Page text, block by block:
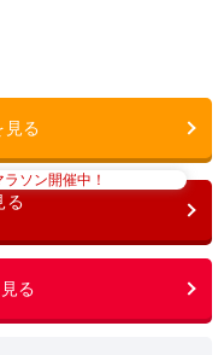
ソン開催中！